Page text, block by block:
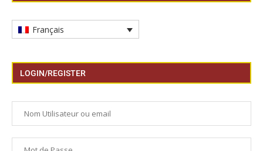
Français
LOGIN/REGISTER